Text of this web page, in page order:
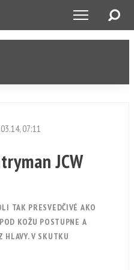
07:11
JCW
TAK PRESVEDČIVÉ AKO
KOŽU POSTUPNE A
HLAVY. V SKUTKU